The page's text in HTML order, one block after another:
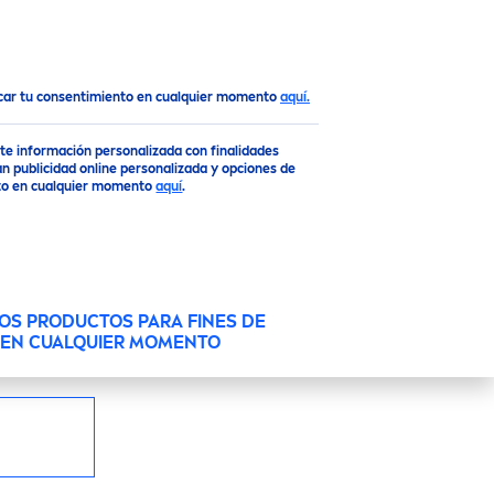
tu consentimiento en cualquier momento aquí.
información personalizada con finalidades
publicidad online personalizada y opciones de
en cualquier momentoaquí.
PRODUCTOS PARA FINES DE
CUALQUIER MOMENTO
OJOS